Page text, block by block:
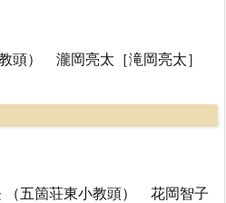
頭） 瀧岡亮太［滝岡亮太］
（五箇荘東小教頭） 花岡智子